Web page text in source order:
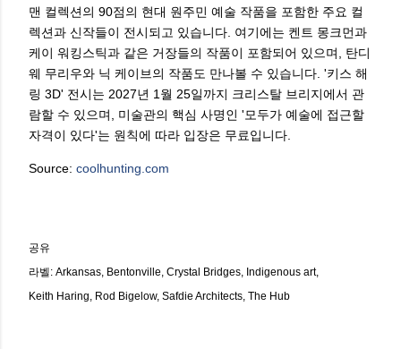
맨 컬렉션의 90점의 현대 원주민 예술 작품을 포함한 주요 컬
렉션과 신작들이 전시되고 있습니다. 여기에는 켄트 몽크먼과
케이 워킹스틱과 같은 거장들의 작품이 포함되어 있으며, 탄디
웨 무리우와 닉 케이브의 작품도 만나볼 수 있습니다. '키스 해
링 3D' 전시는 2027년 1월 25일까지 크리스탈 브리지에서 관
람할 수 있으며, 미술관의 핵심 사명인 '모두가 예술에 접근할
자격이 있다'는 원칙에 따라 입장은 무료입니다.
Source: coolhunting.com
공유
라벨: Arkansas Bentonville Crystal Bridges
Indigenous art
Keith Haring
Rod Bigelow Safdie Architects The Hub